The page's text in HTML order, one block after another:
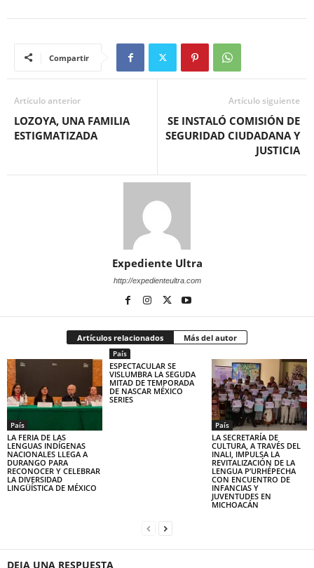
Compartir
Artículo anterior
LOZOYA, UNA FAMILIA
ESTIGMATIZADA
Artículo siguiente
SE INSTALÓ COMISIÓN DE
SEGURIDAD CIUDADANA Y
JUSTICIA
Expediente Ultra
http://expedienteultra.com
Artículos relacionados Más del autor
País
LA FERIA DE LAS
LENGUAS INDÍGENAS
NACIONALES LLEGA A
DURANGO PARA
RECONOCER Y CELEBRAR
LA DIVERSIDAD
LINGÜÍSTICA DE MÉXICO
País
ESPECTACULAR SE
VISLUMBRA LA SEGUDA
MITAD DE TEMPORADA
DE NASCAR MÉXICO
SERIES
País
LA SECRETARÍA DE
CULTURA, A TRAVÉS DEL
INALI, IMPULSA LA
REVITALIZACIÓN DE LA
LENGUA P’URHÉPECHA
CON ENCUENTRO DE
INFANCIAS Y
JUVENTUDES EN
MICHOACÁN
DEJA UNA RESPUESTA